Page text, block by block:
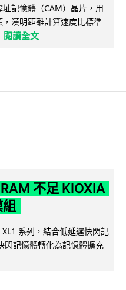
記憶體（CAM）晶片，用
漢明距離計算速度比標準
閱讀全文
不足 KIOXIA
系列，結合低延遲快閃記
閃記憶體轉化為記憶體擴充